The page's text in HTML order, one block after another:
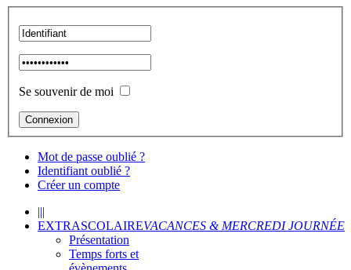
Se souvenir de moi
Mot de passe oublié ?
Identifiant oublié ?
Créer un compte
|||
EXTRASCOLAIREVACANCES & MERCREDI JOURNÉE
Présentation
Temps forts et